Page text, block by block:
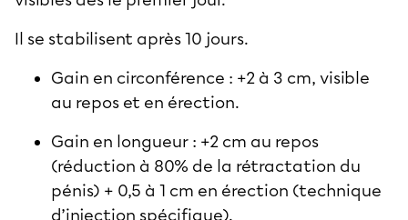
Il se stabilisent après 10 jours.
Gain en circonférence : +2 à 3 cm, visible
au repos et en érection.
Gain en longueur : +2 cm au repos
(réduction à 80% de la rétractation du
pénis) + 0,5 à 1 cm en érection (technique
d’injection spécifique).